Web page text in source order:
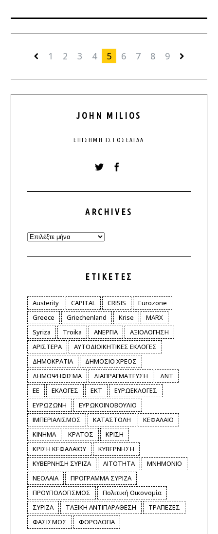
1 2 3 4 5 6 7 8 9
JOHN MILIOS
ΕΠΊΣΗΜΗ ΙΣΤΟΣΕΛΊΔΑ
ARCHIVES
Archives
ΕΤΙΚΈΤΕΣ
Austerity CAPITAL CRISIS
Eurozone
Greece
Griechenland Krise
MARX
Syriza
Troika ΑΝΕΡΓΙΑ
ΑΞΙΟΛΟΓΗΣΗ
ΑΡΙΣΤΕΡΑ
ΑΥΤΟΔΙΟΙΚΗΤΙΚΕΣ ΕΚΛΟΓΕΣ
ΔΗΜΟΚΡΑΤΙΑ
ΔΗΜΟΣΙΟ ΧΡΕΟΣ
ΔΗΜΟΨΗΦΙΣΜΑ
ΔΙΑΠΡΑΓΜΑΤΕΥΣΗ
ΔΝΤ
ΕΕ
ΕΚΛΟΓΕΣ ΕΚΤ
ΕΥΡΩΕΚΛΟΓΕΣ
ΕΥΡΩΖΩΝΗ
ΕΥΡΩΚΟΙΝΟΒΟΥΛΙΟ
ΙΜΠΕΡΙΑΛΙΣΜΟΣ
ΚΑΤΑΣΤΟΛΗ
ΚΕΦΑΛΑΙΟ
ΚΙΝΗΜΑ
ΚΡΑΤΟΣ
ΚΡΙΣΗ
ΚΡΙΣΗ ΚΕΦΑΛΑΙΟΥ
ΚΥΒΕΡΝΗΣΗ
ΚΥΒΕΡΝΗΣΗ ΣΥΡΙΖΑ
ΛΙΤΟΤΗΤΑ
ΜΝΗΜΟΝΙΟ
ΝΕΟΛΑΙΑ
ΠΡΟΓΡΑΜΜΑ ΣΥΡΙΖΑ
ΠΡΟΥΠΟΛΟΓΙΣΜΟΣ
Πολιτική Οικονομία
ΣΥΡΙΖΑ
ΤΑΞΙΚΗ ΑΝΤΙΠΑΡΑΘΕΣΗ
ΤΡΑΠΕΖΕΣ
ΦΑΣΙΣΜΟΣ
ΦΟΡΟΛΟΓΙΑ